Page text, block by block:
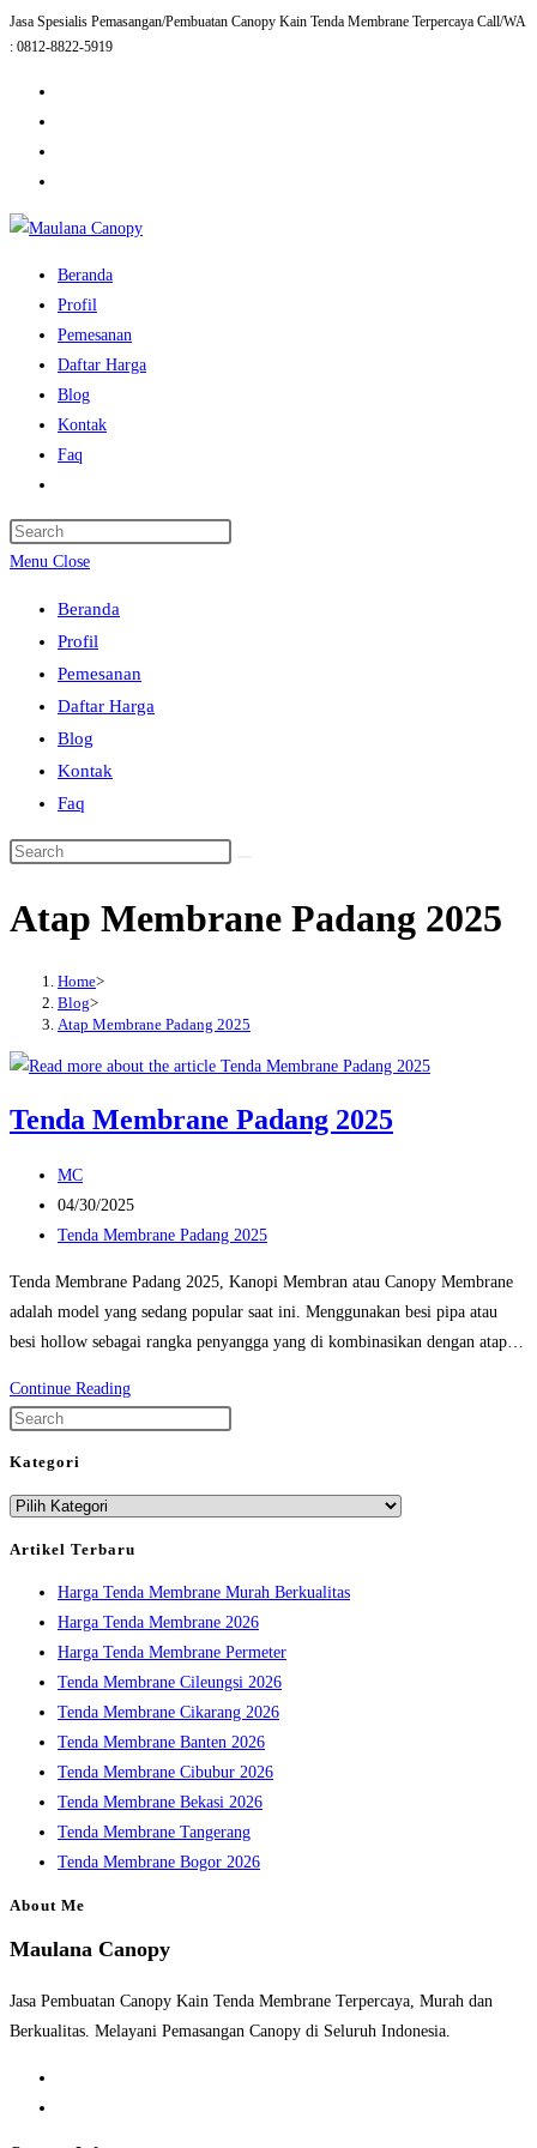
Skip
to
Jasa Spesialis Pemasangan/Pembuatan Canopy Kain Tenda Membrane Terpercaya Call/WA
: 0812-8822-5919
Beranda
Profil
Pemesanan
Daftar Harga
Blog
Kontak
Faq
search
Menu Close
Beranda
Profil
Pemesanan
Daftar Harga
Blog
Kontak
Faq
Search
website
Atap Membrane Padang 2025
Home>
Blog>
Atap Membrane Padang 2025
Tenda Membrane Padang 2025
Post
author:
MC
Post
published:
04/30/2025
Post
Tenda Membrane Padang 2025
Tenda Membrane Padang 2025, Kanopi Membran atau Canopy Membrane
adalah model yang sedang popular saat ini. Menggunakan besi pipa atau
besi hollow sebagai rangka penyangga yang di kombinasikan dengan atap…
Continue ReadingTenda
panel.
Kategori
Kategori
Artikel Terbaru
Harga Tenda Membrane Murah Berkualitas
Harga Tenda Membrane 2026
Harga Tenda Membrane Permeter
Tenda Membrane Cileungsi 2026
Tenda Membrane Cikarang 2026
Tenda Membrane Banten 2026
Tenda Membrane Cibubur 2026
Tenda Membrane Bekasi 2026
Tenda Membrane Tangerang
Tenda Membrane Bogor 2026
About Me
Maulana Canopy
Jasa Pembuatan Canopy Kain Tenda Membrane Terpercaya, Murah dan
Berkualitas. Melayani Pemasangan Canopy di Seluruh Indonesia.